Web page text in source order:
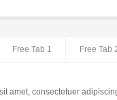
Free Tab 1 Free Tab
amet, consectetuer